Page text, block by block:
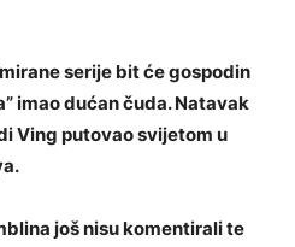
serije bit će gospodin
imao dućan čuda. Natavak
Ving putovao svijetom u
još nisu komentirali te